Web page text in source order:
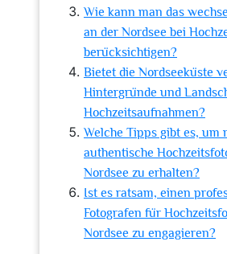
Wie kann man das
an der Nordsee bei
berücksichtigen?
Bietet die Nordseeküste
Hintergründe und
Hochzeitsaufnahmen?
Welche Tipps gibt es, um
authentische
Nordsee zu erhalten?
Ist es ratsam, einen
Fotografen für
Nordsee zu engagieren?